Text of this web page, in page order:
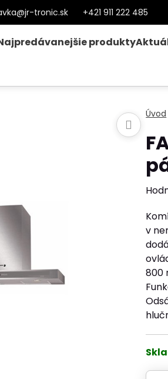
tronic.sk +421 911 222 485
produkty
Úvod
v
800